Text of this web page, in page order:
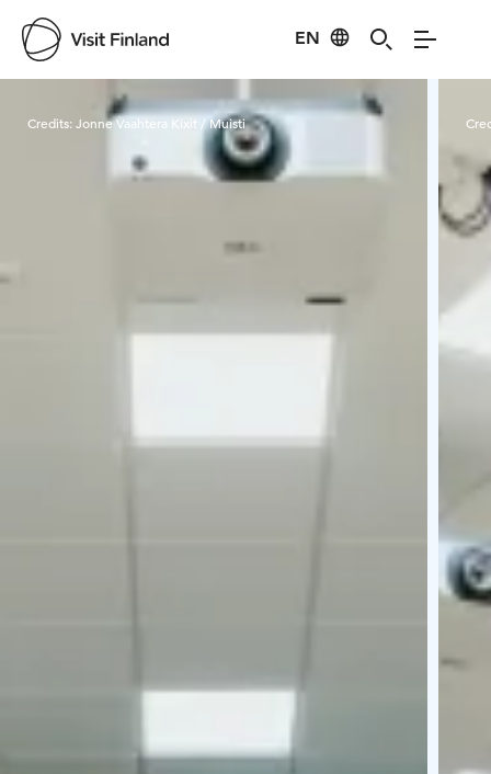
EN
Visit Finland
Credits:Jonne Vaahtera Kixit / Muisti